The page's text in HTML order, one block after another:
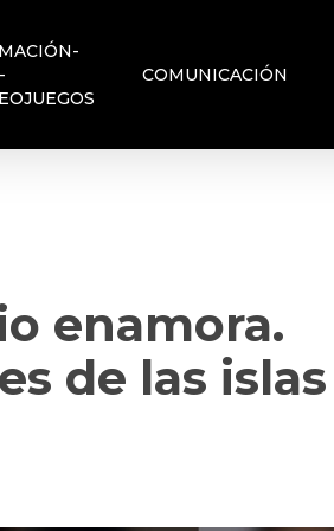
COMUNICACIÓN
enamora.
de las islas